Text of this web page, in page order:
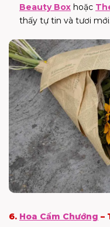
Beauty Box hoặc
thấy tự tin và tươi mới.
6. Hoa Cẩm Chướng –